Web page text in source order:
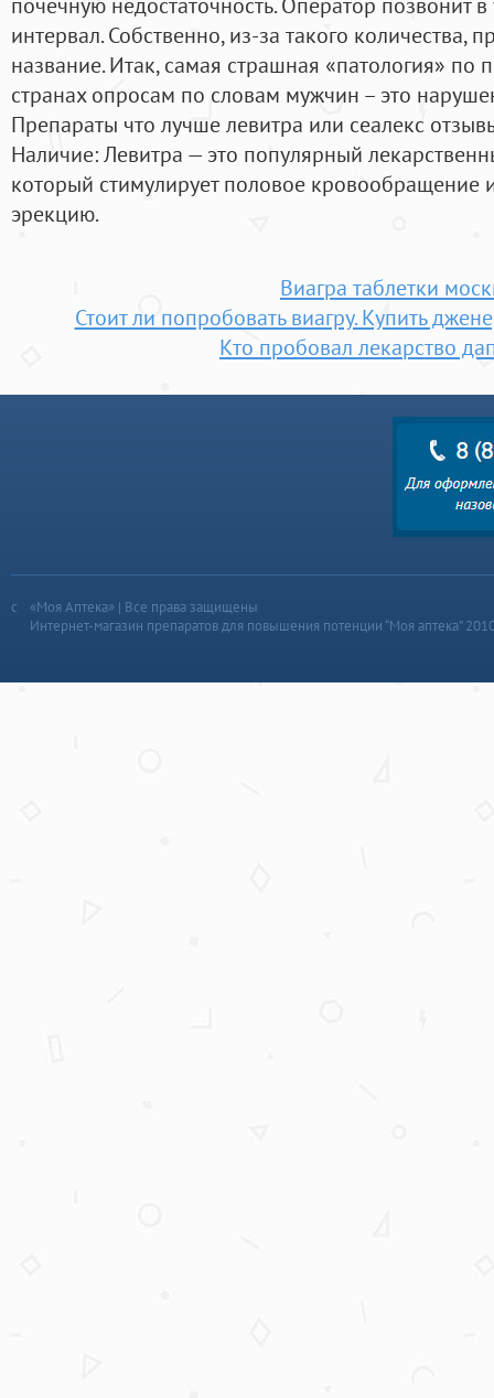
интервал. Собственно, из-за такого количества,
название. Итак, самая страшная «патология»
странах опросам по словам мужчин – это
Препараты что лучше левитра или сеалекс
Наличие: Левитра — это популярный
который стимулирует половое кровообращение
эрекцию.
Виагра таблетки
Стоит ли попробовать виагру. Купить
Кто пробовал лекарство
«Моя Аптека» | Все права защищены
Интернет-магазин препаратов для повышения потенции “Моя аптека”